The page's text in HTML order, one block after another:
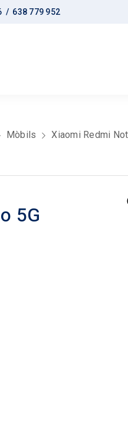
/ 638 779 952
Mòbils Xiaomi Redmi
5G